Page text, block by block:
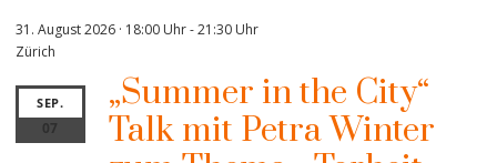
31. August 2026 · 18:00 Uhr-21:30 Uhr
Zürich
SEP.
07
„Summer in the City“
Talk mit Petra Winter